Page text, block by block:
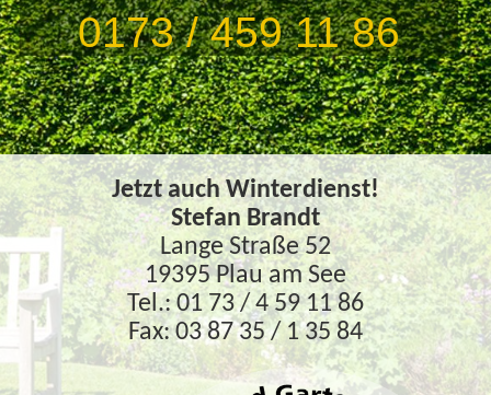
0173 / 459 11 86
Jetzt auch Winterdienst!
Stefan Brandt
Lange Straße 52
19395 Plau am See
Tel.: 01 73 / 4 59 11 86
Fax: 03 87 35 / 1 35 84